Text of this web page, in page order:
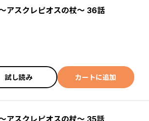
アスクレピオスの杖～ 36話
試し読み カートに追加